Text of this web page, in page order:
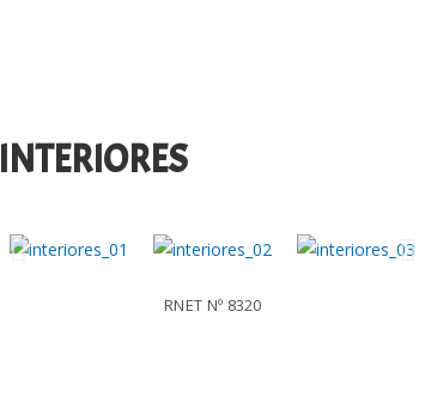
INTERIORES
RNET Nº 8320